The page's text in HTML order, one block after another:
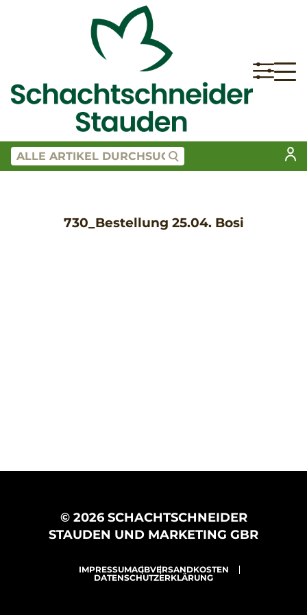
730_Bestellung 25.04. Bosi
© 2026 SCHACHTSCHNEIDER
STAUDEN UND MARKETING GBR
IMPRESSUMAGBVERSANDKOSTEN
DATENSCHUTZERKLÄRUNG